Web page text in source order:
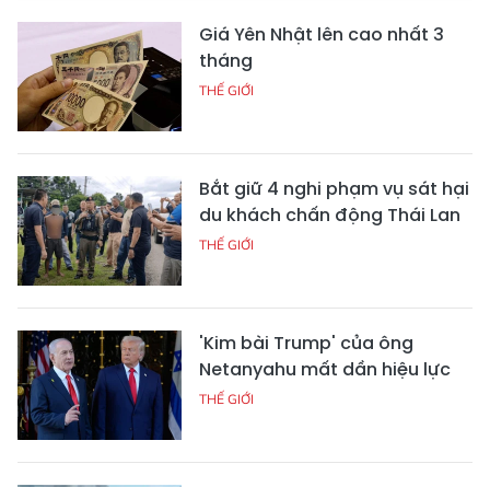
Giá Yên Nhật lên cao nhất 3
tháng
THẾ GIỚI
Bắt giữ 4 nghi phạm vụ sát hại
du khách chấn động Thái Lan
THẾ GIỚI
'Kim bài Trump' của ông
Netanyahu mất dần hiệu lực
THẾ GIỚI